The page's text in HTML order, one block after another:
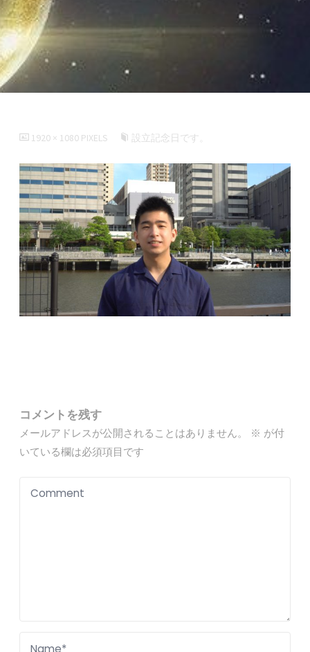
FULL1920 × 1080 PIXELS 設立記念日です。
コメントを残す
メールアドレスが公開されることはありません。 ※ が付
いている欄は必須項目です